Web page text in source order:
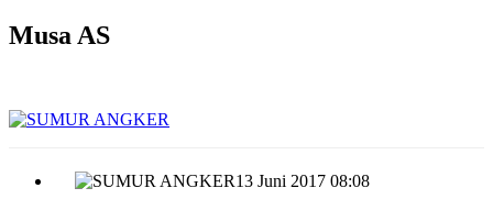
Musa AS
13 Juni 2017 08:08